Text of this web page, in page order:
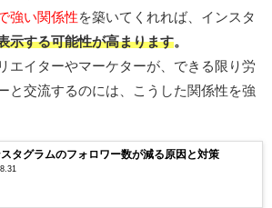
強い関係性 を築いてくれれば、インスタ
示する可能性が高まります 。
エイターやマーケターが、できる限り労
と交流するのには、こうした関係性を強
タグラムのフォロワー数が減る原因と対策